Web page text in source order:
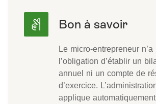
Le micro-entrepreneur n’a
l’obligation d’établir un
annuel ni un compte de
d’exercice.
applique